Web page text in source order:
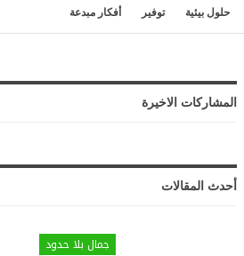
حلول بيئية توفير أفكار مبدعة
المشاركات الاخيرة
أحدث المقالات
جمال بلا حدود